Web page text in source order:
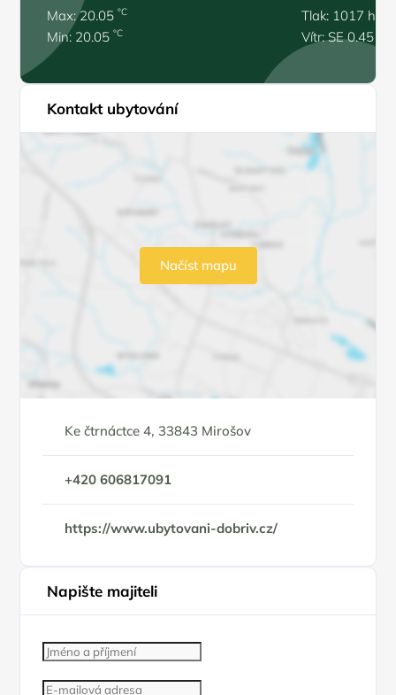
Max: 20.05°C
Min: 20.05°C
Tlak: 1017 hPa
Vítr: SE 0.45 m/
Kontakt ubytování
Načíst mapu
Ke čtrnáctce 4, 33843 Mirošov
+420 606817091
https://www.ubytovani-dobriv.cz/
Napište majiteli